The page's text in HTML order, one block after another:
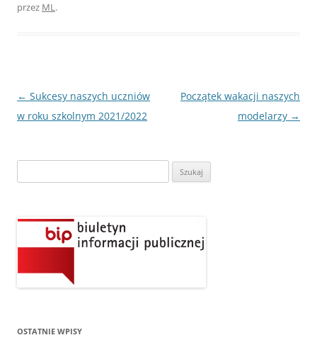
przez ML.
Nawigacja
wpisu
← Sukcesy naszych uczniów
w roku szkolnym 2021/2022
Początek wakacji naszych
modelarzy →
OSTATNIE WPISY